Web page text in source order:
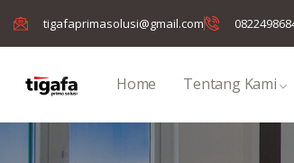
tigafaprimasolusi@gmail.com
Home Tentang Kami